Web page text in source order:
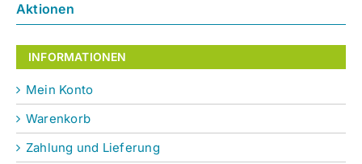
Aktionen
INFORMATIONEN
Mein Konto
Warenkorb
Zahlung und Lieferung